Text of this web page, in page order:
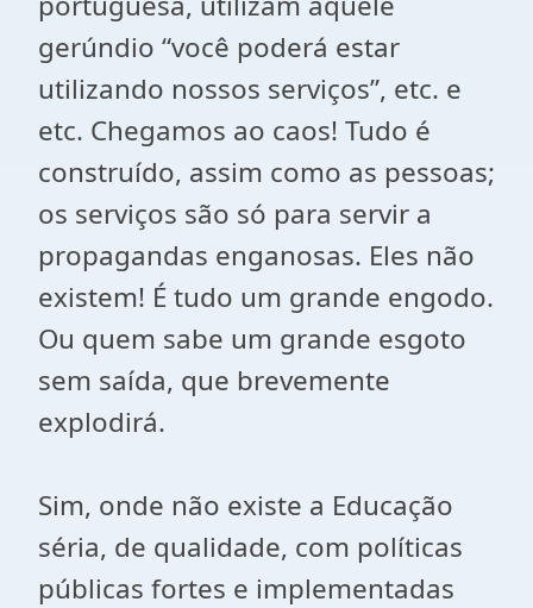
gerúndio “você poderá estar
utilizando nossos serviços”, etc. e
etc. Chegamos ao caos! Tudo é
construído, assim como as pessoas;
os serviços são só para servir a
propagandas enganosas. Eles não
existem! É tudo um grande engodo.
Ou quem sabe um grande esgoto
sem saída, que brevemente
explodirá.
Sim, onde não existe a Educação
séria, de qualidade, com políticas
públicas fortes e implementadas